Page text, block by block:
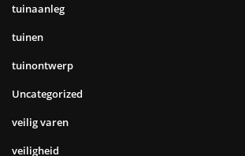
tuinaanleg
tuinen
tuinontwerp
Uncategorized
veilig varen
veiligheid